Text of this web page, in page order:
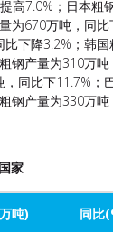
高7.0%；日本粗
为670万吨，同
下降3.2%；韩
钢产量为310万吨
同比下11.7%；
钢产量为330万吨
家
吨) 同比